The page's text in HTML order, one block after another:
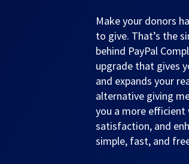
Make your donors
to give. That’s the
behind PayPal
upgrade that gives
and expands your
alternative giving
you a more
satisfaction, and
simple, fast, and